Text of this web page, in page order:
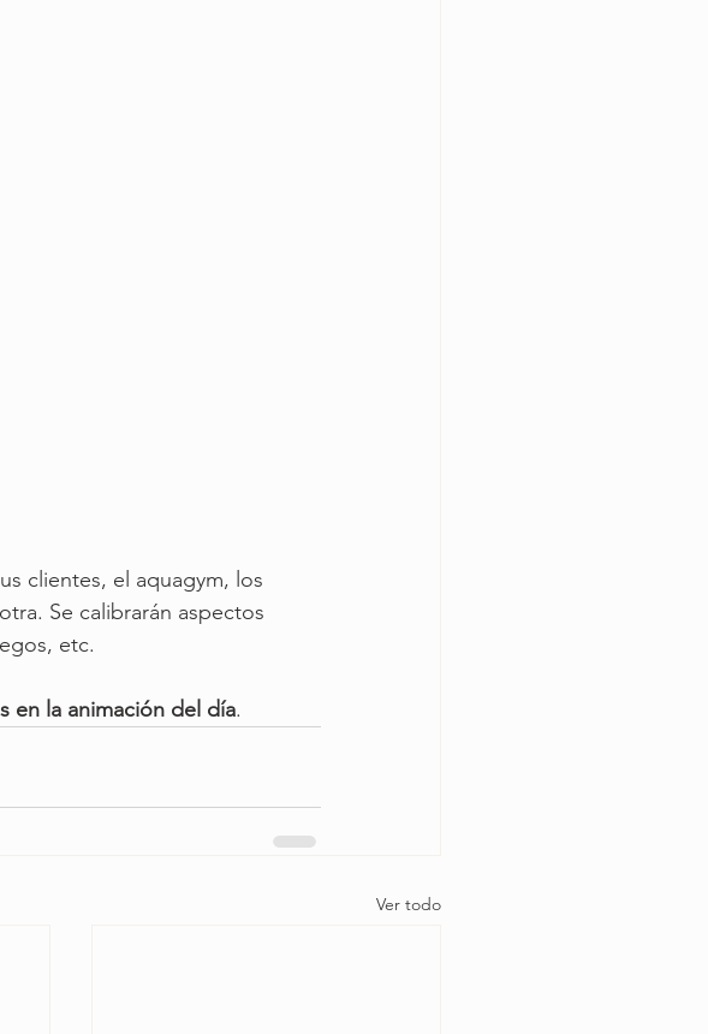
clientes, el aquagym, los
Se calibrarán aspectos
etc.
en la animación del día.
Ver todo